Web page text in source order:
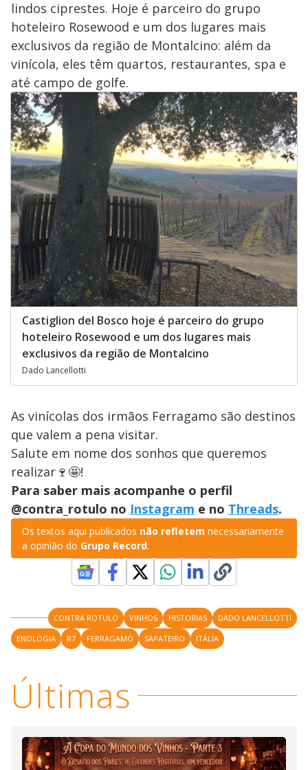
lindos ciprestes. Hoje é parceiro do grupo
hoteleiro Rosewood e um dos lugares mais
exclusivos da região de Montalcino: além da
vinícola, eles têm quartos, restaurantes, spa e
até campo de golfe.
Castiglion del Bosco hoje é parceiro do grupo
hoteleiro Rosewood e um dos lugares mais
exclusivos da região de Montalcino
Dado Lancellotti
As vinícolas dos irmãos Ferragamo são destinos
que valem a pena visitar.
Salute em nome dos sonhos que queremos
realizar🍷🤩!
Para saber mais acompanhe o perfil
@contra_rotulo no Instagram e no Threads.
Os textos aqui publicados não refletem necessariamente
a opinião do Grupo Record.
CONTRA ROTULO VINHOS HISTORIAS
DADO LANCELLOTTI
ENOLOGIA
R7 FERRAGAMO SAPATEIRO ITÁLIA
Últimas